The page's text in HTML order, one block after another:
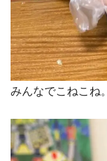
みんなでこねこね。